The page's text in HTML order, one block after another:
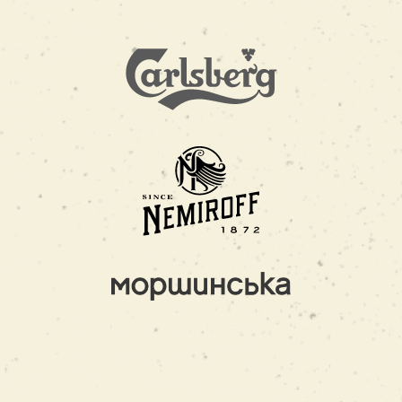
Як виглядає стрижка Андеркат?
Це унікальний контраст довжини волосся з
боків, на маківці: верх завжди залишається
довшим, а боки та потилицю стрижуть
коротко або навіть збривають.
Барбери допоможуть вибрати ідеальну
стрижку з урахуванням зовнішності?
Безперечно. Наші професіонали надають
корисні поради для кожного клієнта не лише
з вибору стрижки, але й рекомендації щодо